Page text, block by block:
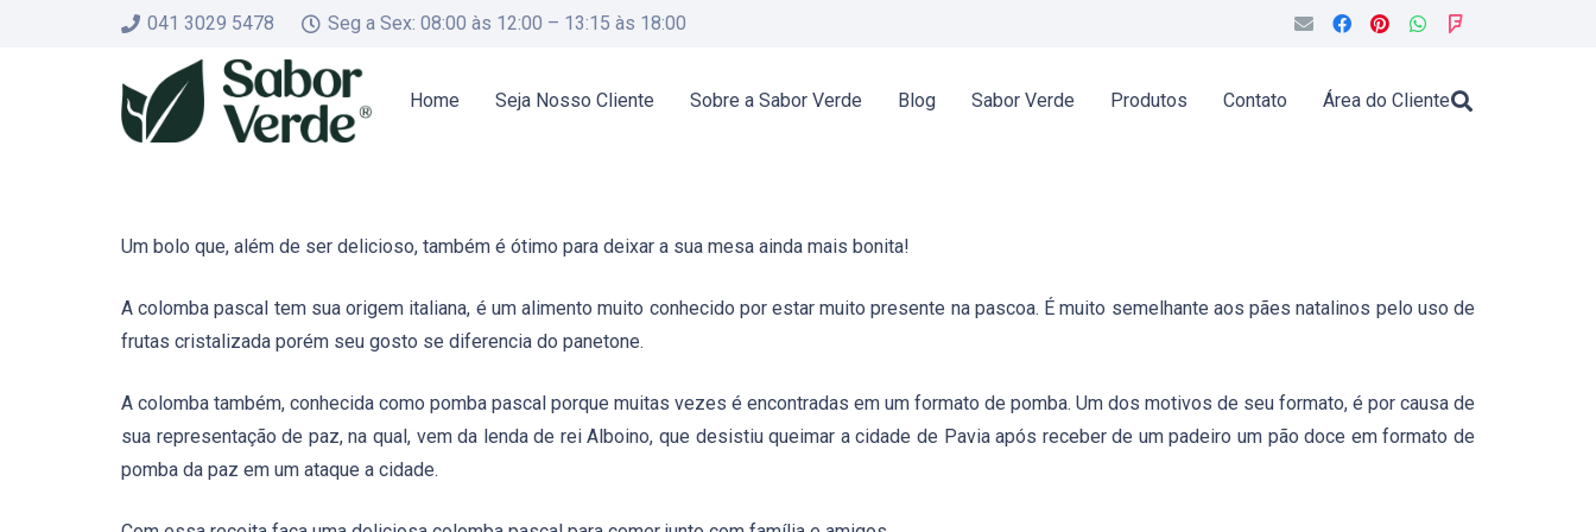
041 3029 5478 Seg a Sex: 08:00 às 12:00 – 13:15 às 18:00
Home Seja Nosso Cliente Sobre a Sabor Verde Blog Sabor Verde Produtos Contato Área do Cliente
Um bolo que, além de ser delicioso, também é ótimo para deixar a sua mesa ainda mais bonita!
A colomba pascal tem sua origem italiana, é um alimento muito conhecido por estar muito presente na pascoa. É muito semelhante aos pães natalinos pelo uso de
frutas cristalizada porém seu gosto se diferencia do panetone.
A colomba também, conhecida como pomba pascal porque muitas vezes é encontradas em um formato de pomba. Um dos motivos de seu formato, é por causa de
sua representação de paz, na qual, vem da lenda de rei Alboino, que desistiu queimar a cidade de Pavia após receber de um padeiro um pão doce em formato de
pomba da paz em um ataque a cidade.